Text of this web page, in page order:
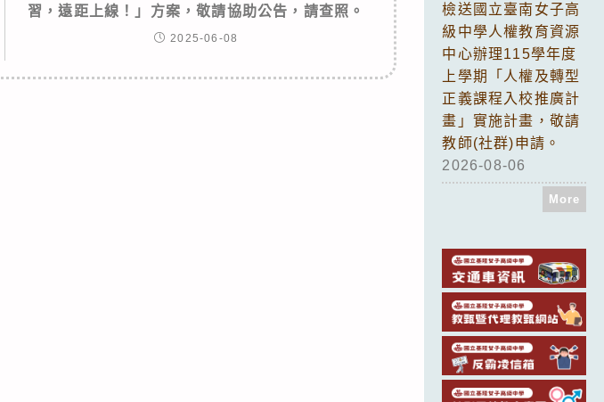
習，遠距上線！」方案，敬請協助公告，請查照。
2025-06-08
檢送國立臺南女子高
級中學人權教育資源
中心辦理115學年度
上學期「人權及轉型
正義課程入校推廣計
畫」實施計畫，敬請
教師(社群)申請。
2026-08-06
More